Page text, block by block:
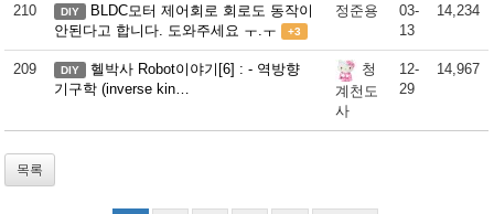
210 DIY
BLDC모터 제어회로 회로도 동작이
안된다고 합니다. 도와주세요 ㅜ.ㅜ
+3
정준용
03-
13
14,234
209 DIY
헬박사 Robot이야기[6] : - 역방향
기구학 (inverse kin…
청
계천도
사
12-
29
14,967
목록